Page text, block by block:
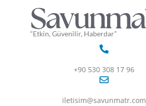
“Etkin, Güvenilir, Haberdar”
+90 530 308 17 96
iletisim@savunmatr.com